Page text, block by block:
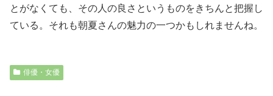
とがなくても、その人の良さというものをきちんと把握し
ている。それも朝夏さんの魅力の一つかもしれませんね。
俳優・女優